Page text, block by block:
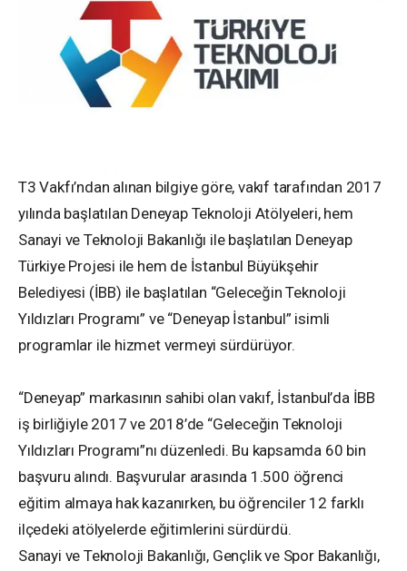
T3 Vakfı’ndan alınan bilgiye göre, vakıf tarafından 2017
yılında başlatılan Deneyap Teknoloji Atölyeleri, hem
Sanayi ve Teknoloji Bakanlığı ile başlatılan Deneyap
Türkiye Projesi ile hem de İstanbul Büyükşehir
Belediyesi (İBB) ile başlatılan “Geleceğin Teknoloji
Yıldızları Programı” ve “Deneyap İstanbul” isimli
programlar ile hizmet vermeyi sürdürüyor.
“Deneyap” markasının sahibi olan vakıf, İstanbul’da İBB
iş birliğiyle 2017 ve 2018’de “Geleceğin Teknoloji
Yıldızları Programı”nı düzenledi. Bu kapsamda 60 bin
başvuru alındı. Başvurular arasında 1.500 öğrenci
eğitim almaya hak kazanırken, bu öğrenciler 12 farklı
ilçedeki atölyelerde eğitimlerini sürdürdü.
Sanayi ve Teknoloji Bakanlığı, Gençlik ve Spor Bakanlığı,